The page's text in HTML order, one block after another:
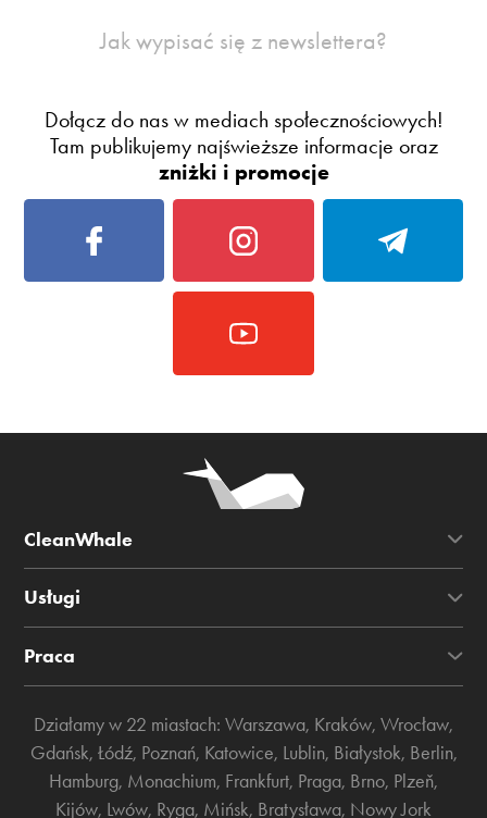
Jak wypisać się z newslettera?
Dołącz do nas w mediach społecznościowych!
Tam publikujemy najświeższe informacje oraz
zniżki i promocje
CleanWhale
Usługi
Praca
Działamy w 22 miastach: Warszawa, Kraków, Wrocław,
Gdańsk, Łódź, Poznań, Katowice, Lublin, Białystok, Berlin,
Hamburg, Monachium, Frankfurt, Praga, Brno, Plzeň,
Kijów, Lwów, Ryga, Mińsk, Bratysława, Nowy Jork